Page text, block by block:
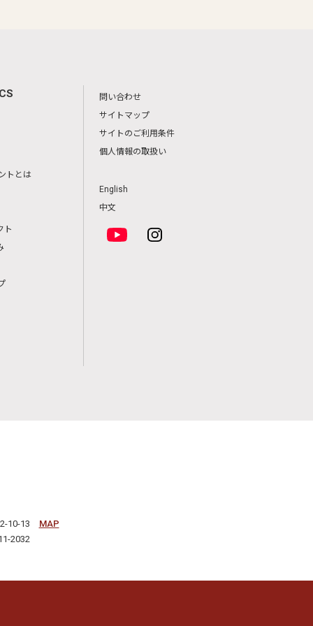
トとは
ト
問い合わせ
サイトマップ
サイトのご利用条件
個人情報の取扱い
English
中文
10-13 MAP
2032